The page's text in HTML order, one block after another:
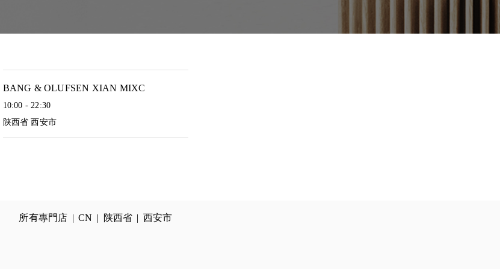
BANG & OLUFSEN XIAN MIXC
10:00 -22:30
陕西省 西安市
所有專門店 CN 陕西省 西安市